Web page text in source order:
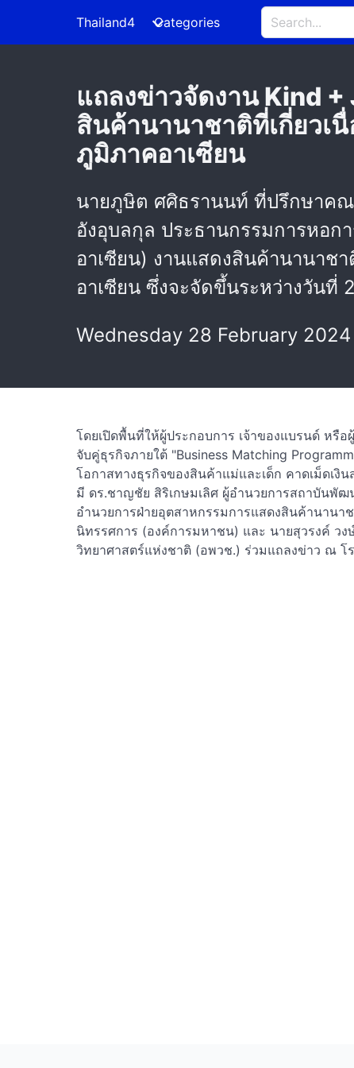
Thailand4 Categories
แถลงข่าวจัดงาน Kind
สินค้านานาชาติที่เกี่ยวเ
ภูมิภาคอาเซียน
นายภูษิต ศศิธรานนท์ ที่ปรึกษาคณ
อังอุบลกุล ประธานกรรมการหอก
อาเซียน) งานแสดงสินค้านานาช
อาเซียน ซึ่งจะจัดขึ้นระหว่างวัน
Wednesday 28 February
โดยเปิดพื้นที่ให้ผู้ประกอบการ เจ้าของแบรนด์ หรื
จับคู่ธุรกิจภายใต้ "Business Matching
โอกาสทางธุรกิจของสินค้าแม่และเด็ก คาดเม็ดเงิ
มี ดร.ชาญชัย สิริเกษมเลิศ ผู้อำนวยการสถาบันพั
อำนวยการฝ่ายอุตสาหกรรมการแสดงสินค้านานา
นิทรรศการ (องค์การมหาชน) และ นายสุวรงค์ ว
วิทยาศาสตร์แห่งชาติ (อพวช.) ร่วมแถลงข่าว ณ โร